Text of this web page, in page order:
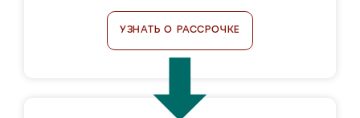
УЗНАТЬ О РАССРОЧКЕ